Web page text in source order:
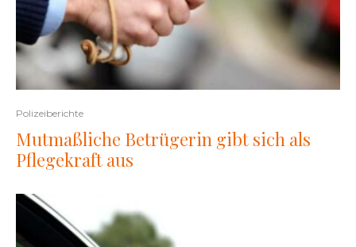
Polizeiberichte
Mutmaßliche Betrügerin gibt sich als
Pflegekraft aus